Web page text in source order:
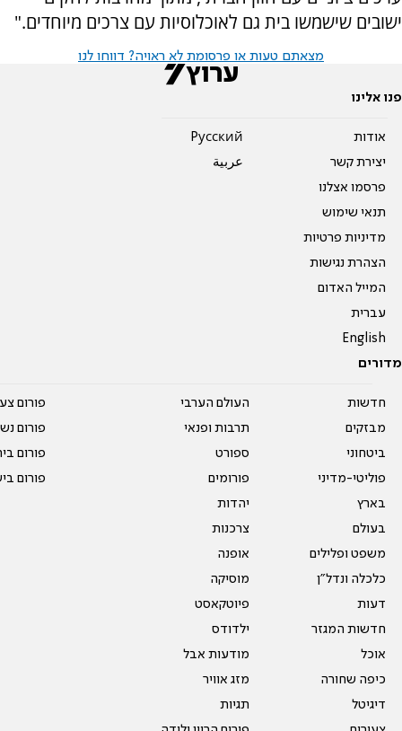
ישובים שישמשו בית גם לאוכלוסיות עם צרכים מיוחדים."
מצאתם טעות או פרסומת לא ראויה? דווחו לנו
פנו אלינו
אודות
יצירת קשר
פרסמו אצלנו
תנאי שימוש
מדיניות פרטיות
הצהרת נגישות
המייל האדום
עברית
English
Pусский
عربية
מדורים
חדשות
מבזקים
ביטחוני
פוליטי-מדיני
בארץ
בעולם
משפט ופלילים
כלכלה ונדל"ן
דעות
חדשות המגזר
אוכל
כיפה שחורה
דיגיטל
העולם הערבי
תרבות ופנאי
ספורט
פורומים
יהדות
צרכנות
אופנה
מוסיקה
פיוטקאסט
ילדודס
מודעות אבל
מזג אוויר
תגיות
פורום
פורום
פורום
פורום